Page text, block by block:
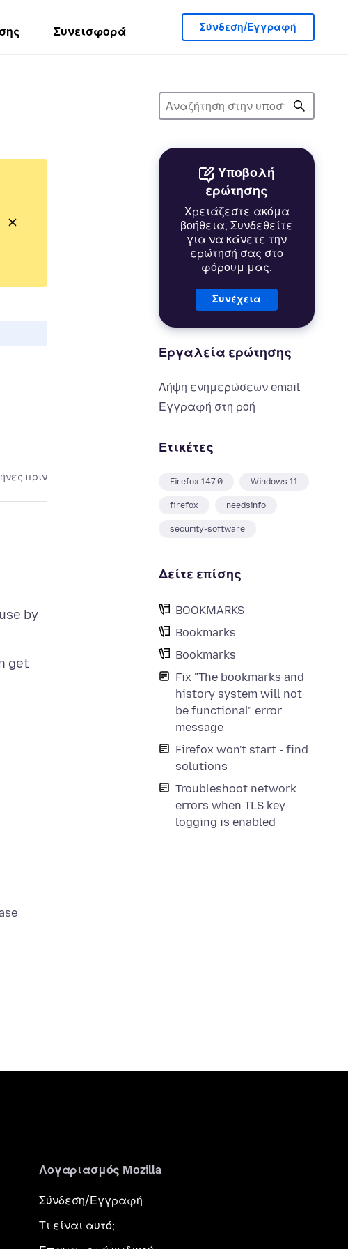
Συνεισφορά Σύνδεση/Εγγραφή
Υποβολή
ερώτησης
Χρειάζεστε ακόμα
βοήθεια; Συνδεθείτε
για να κάνετε την
ερώτησή σας στο
φόρουμ μας.
Συνέχεια
Εργαλεία ερώτησης
Λήψη ενημερώσεων email
Εγγραφή στη ροή
Ετικέτες
Firefox 147.0 Windows 11
firefox needsinfo
security-software
Δείτε επίσης
BOOKMARKS
Bookmarks
Bookmarks
Fix "The bookmarks and
history system will not
be functional" error
message
Firefox won't start - find
solutions
Troubleshoot network
errors when TLS key
logging is enabled
πριν
by
get
Λογαριασμός Mozilla
Σύνδεση/Εγγραφή
Τι είναι αυτό;